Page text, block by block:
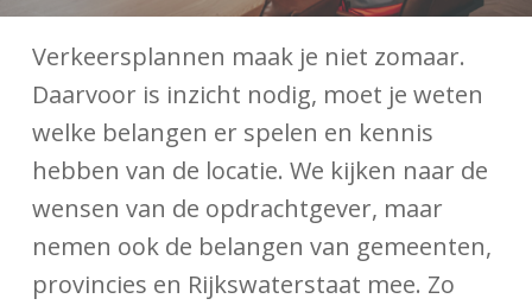
Verkeersplannen maak je niet zomaar.
Daarvoor is inzicht nodig, moet je weten
welke belangen er spelen en kennis
hebben van de locatie. We kijken naar de
wensen van de opdrachtgever, maar
nemen ook de belangen van gemeenten,
provincies en Rijkswaterstaat mee. Zo